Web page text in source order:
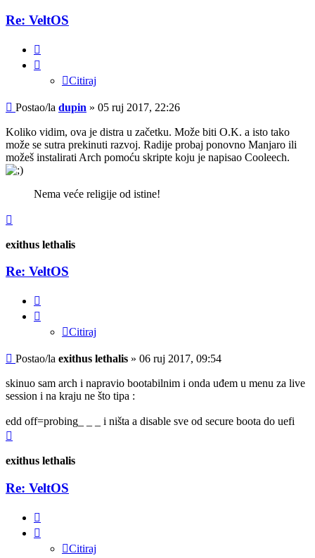
Re: VeltOS
Citiraj
Post
Postao/la dupin » 05 ruj 2017, 22:26
Koliko vidim, ova je distra u začetku. Može biti O.K. a isto tako
može se sutra prekinuti razvoj. Radije probaj ponovno Manjaro ili
možeš instalirati Arch pomoću skripte koju je napisao Cooleech.
Nema veće religije od istine!
exithus lethalis
Re: VeltOS
Citiraj
Post
Postao/la exithus lethalis » 06 ruj 2017, 09:54
skinuo sam arch i napravio bootabilnim i onda uđem u menu za live
session i na kraju ne što tipa :
edd off=probing_ _ _ i ništa a disable sve od secure boota do uefi
exithus lethalis
Re: VeltOS
Citiraj